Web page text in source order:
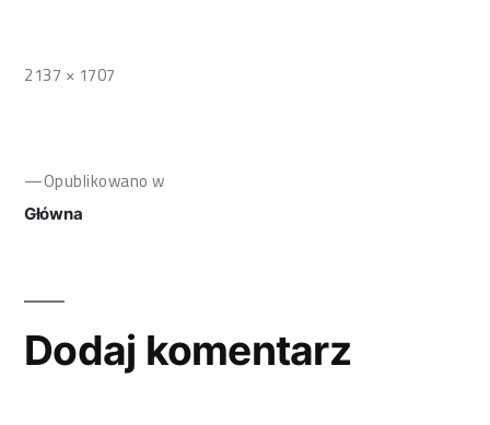
2137 × 1707
Opublikowano w
Główna
Dodaj komentarz